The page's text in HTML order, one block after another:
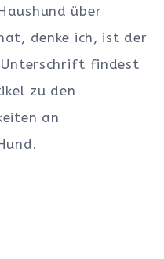
über
denke ich, ist der
findest
zu den
an